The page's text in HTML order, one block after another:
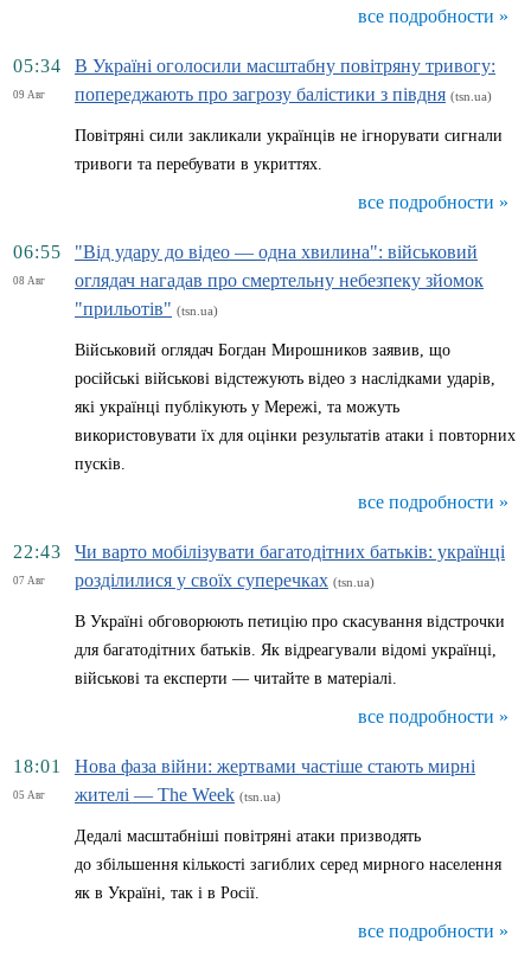
все подробности »
05:34
09 Авг
В Україні оголосили масштабну повітряну тривогу:
попереджають про загрозу балістики з півдня (tsn.ua)
Повітряні сили закликали українців не ігнорувати сигнали
тривоги та перебувати в укриттях.
все подробности »
06:55
08 Авг
"Від удару до відео — одна хвилина": військовий
оглядач нагадав про смертельну небезпеку зйомок
"прильотів" (tsn.ua)
Військовий оглядач Богдан Мирошников заявив, що
російські військові відстежують відео з наслідками ударів,
які українці публікують у Мережі, та можуть
використовувати їх для оцінки результатів атаки і повторних
пусків.
все подробности »
22:43
07 Авг
Чи варто мобілізувати багатодітних батьків: українці
розділилися у своїх суперечках (tsn.ua)
В Україні обговорюють петицію про скасування відстрочки
для багатодітних батьків. Як відреагували відомі українці,
військові та експерти — читайте в матеріалі.
все подробности »
18:01
05 Авг
Нова фаза війни: жертвами частіше стають мирні
жителі — The Week (tsn.ua)
Дедалі масштабніші повітряні атаки призводять
до збільшення кількості загиблих серед мирного населення
як в Україні, так і в Росії.
все подробности »